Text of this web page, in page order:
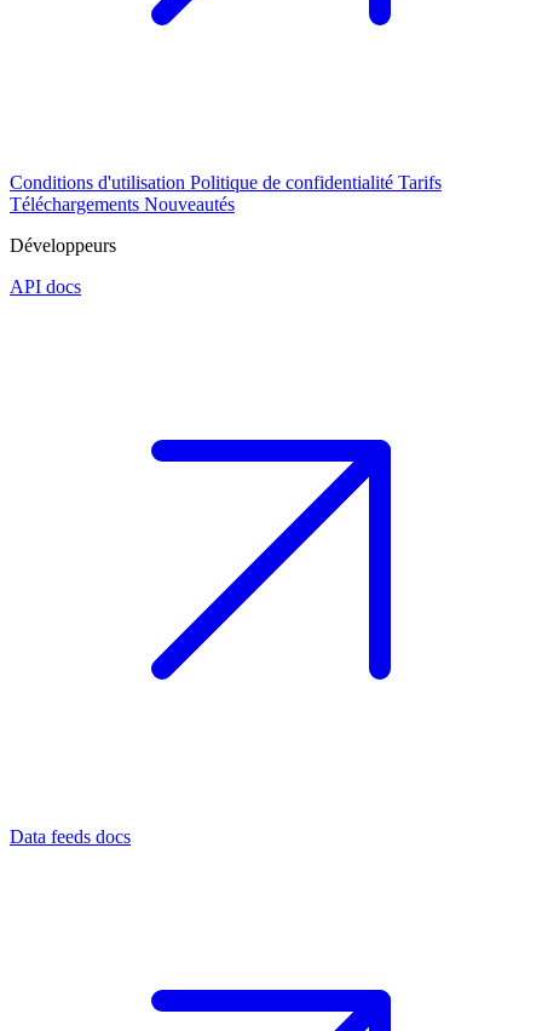
Conditions d'utilisation Politique de confidentialité Tarifs
Téléchargements Nouveautés
Développeurs
API docs
Data feeds docs